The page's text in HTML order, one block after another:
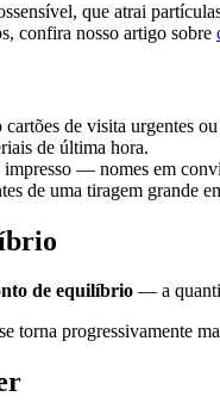
que atrai
confira nosso artigo sobre
de visita urgentes
de última hora.
— nomes em
de uma tiragem grande
de equilíbrio — a
torna progressivamente